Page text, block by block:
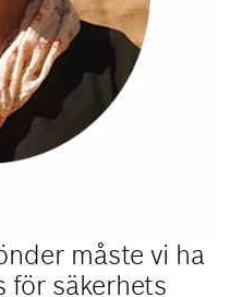
måste vi ha
för säkerhets